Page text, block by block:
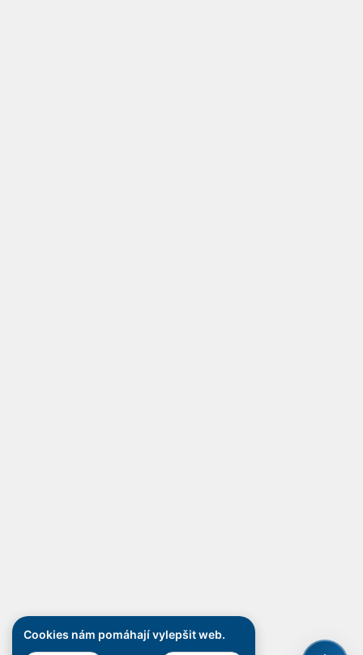
Cookies nám pomáhají vylepšit web.